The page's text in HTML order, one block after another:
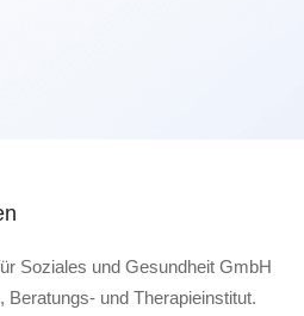
Soziales und Gesundheit GmbH
Beratungs- und Therapieinstitut.